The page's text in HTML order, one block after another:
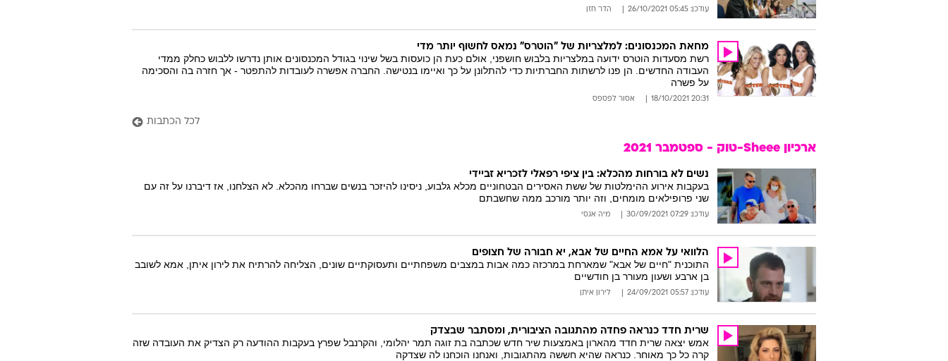
עודכן: 05:45 26/10/2021 הדר חזן
מחאת המכנסונים: למלצריות של "הוטרס" נמאס לחשוף יותר מדי
רשת מסעדות הוטרס ידועה במלצריות בלבוש חושפני, אולם כעת הן כועסות בשל שינוי בגודל המכנסונים אותן נדרשו ללבוש כחלק ממדי
העבודה החדשים. הן פנו לרשתות החברתיות כדי להתלונן על כך ואיימו בנטישה. החברה אפשרה לעובדות להתפטר - אך חזרה בה והסכימה
על פשרה
20:31 18/10/2021 אסור לפספס
לכל הכתבות
ארכיון Sheee-טוק - ספטמבר 2021
נשים לא בורחות מהכלא: בין ציפי רפאלי לזכריא זביידי
בעקבות אירוע ההימלטות של ששת האסירים הבטחוניים מכלא גלבוע, ניסינו להיזכר בנשים שברחו מהכלא. לא הצלחנו, אז דיברנו על זה עם
שני פרופילאים מומחים, וזה יותר מורכב ממה שחשבתם
עודכן: 07:29 30/09/2021 מיה אגסי
הלוואי על אמא החיים של אבא, יא חבורה של חצופים
התוכנית "חיים של אבא" שמארחת במרכזה כמה אבות במצבים משפחתיים ותעסוקתיים שונים, הצליחה להרתיח את לירון איתן, אמא לשובב
בן ארבע ושעון מעורר בן חודשיים
עודכן: 05:57 24/09/2021 לירון איתן
שרית חדד כנראה פחדה מהתגובה הציבורית, ומסתבר שבצדק
אמש יצאה שרית חדד מהארון באמצעות שיר חדש שכתבה בת זוגה תמר יהלומי, והקרנבל שפרץ בעקבות ההודעה רק הצדיק את העובדה שזה
קרה כל כך מאוחר. כנראה שהיא חששה מהתגובות, ואנחנו הוכחנו לה שצדקה